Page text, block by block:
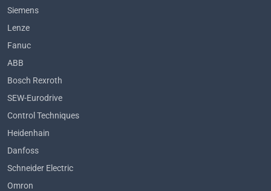
Siemens
Lenze
Fanuc
ABB
Bosch Rexroth
SEW-Eurodrive
Control Techniques
Heidenhain
Danfoss
Schneider Electric
Omron